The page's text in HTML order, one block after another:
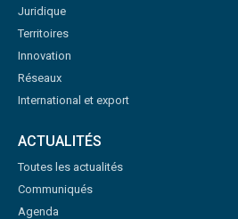
Juridique
Territoires
Innovation
Réseaux
International et export
ACTUALITÉS
Toutes les actualités
Communiqués
Agenda